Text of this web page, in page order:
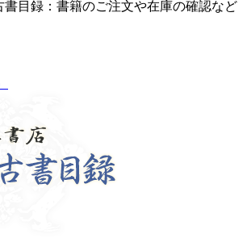
書目録：書籍のご注文や在庫の確認など